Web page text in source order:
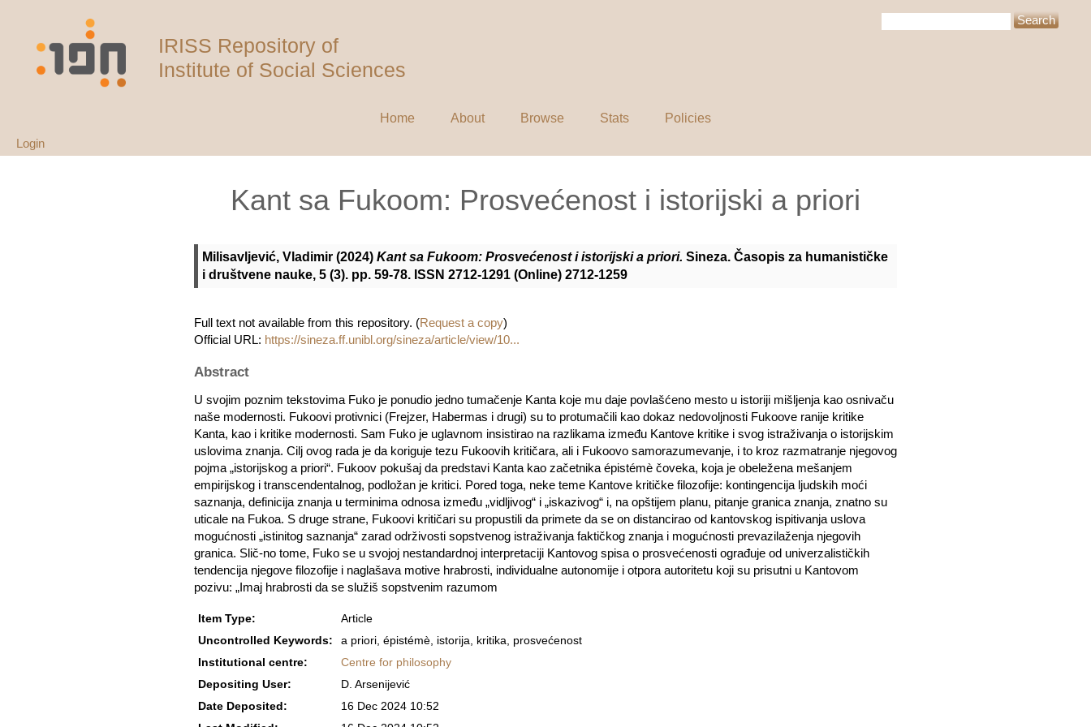
IRISS Repository of
Institute of Social Sciences
Home About Browse Stats
Policies
Login
Kant sa Fukoom: Prosvećenost i istorijski a priori
Milisavljević, Vladimir (2024) Kant sa Fukoom: Prosvećenost i istorijski a priori. Sineza. Časopis za humanističke
i društvene nauke, 5 (3). pp. 59-78. ISSN 2712-1291 (Online) 2712-1259
Full text not available from this repository. (Request a copy)
Official URL: https://sineza.ff.unibl.org/sineza/article/view/10...
Abstract
U svojim poznim tekstovima Fuko je ponudio jedno tumačenje Kanta koje mu daje povlašćeno mesto u istoriji mišljenja kao osnivaču
naše modernosti. Fukoovi protivnici (Frejzer, Habermas i drugi) su to protumačili kao dokaz nedovoljnosti Fukoove ranije kritike
Kanta, kao i kritike modernosti. Sam Fuko je uglavnom insistirao na razlikama između Kantove kritike i svog istraživanja o istorijskim
uslovima znanja. Cilj ovog rada je da koriguje tezu Fukoovih kritičara, ali i Fukoovo samorazumevanje, i to kroz razmatranje njegovog
pojma „istorijskog a priori“. Fukoov pokušaj da predstavi Kanta kao začetnika épistémè čoveka, koja je obeležena mešanjem
empirijskog i transcendentalnog, podložan je kritici. Pored toga, neke teme Kantove kritičke filozofije: kontingencija ljudskih moći
saznanja, definicija znanja u terminima odnosa između „vidljivog“ i „iskazivog“ i, na opštijem planu, pitanje granica znanja, znatno su
uticale na Fukoa. S druge strane, Fukoovi kritičari su propustili da primete da se on distancirao od kantovskog ispitivanja uslova
mogućnosti „istinitog saznanja“ zarad održivosti sopstvenog istraživanja faktičkog znanja i mogućnosti prevazilaženja njegovih
granica. Slič-no tome, Fuko se u svojoj nestandardnoj interpretaciji Kantovog spisa o prosvećenosti ograđuje od univerzalističkih
tendencija njegove filozofije i naglašava motive hrabrosti, individualne autonomije i otpora autoritetu koji su prisutni u Kantovom
pozivu: „Imaj hrabrosti da se služiš sopstvenim razumom
Item Type:
Article
Uncontrolled Keywords:
a priori, épistémè, istorija, kritika, prosvećenost
Institutional centre:
Centre for philosophy
Depositing User:
D. Arsenijević
Date Deposited:
16 Dec 2024 10:52